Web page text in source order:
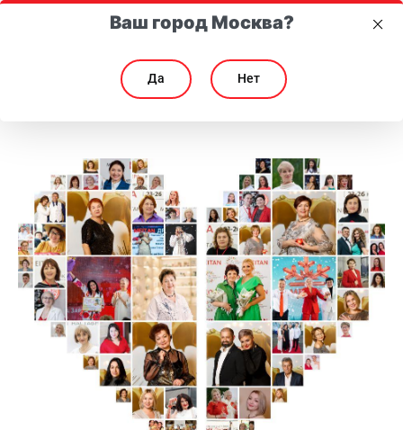
Вы стали Консультантом. Как начать зарабатывать?
Ваш город Москва?
Да Нет